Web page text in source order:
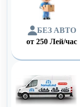
БЕЗ АВТО
от250 Лей/час